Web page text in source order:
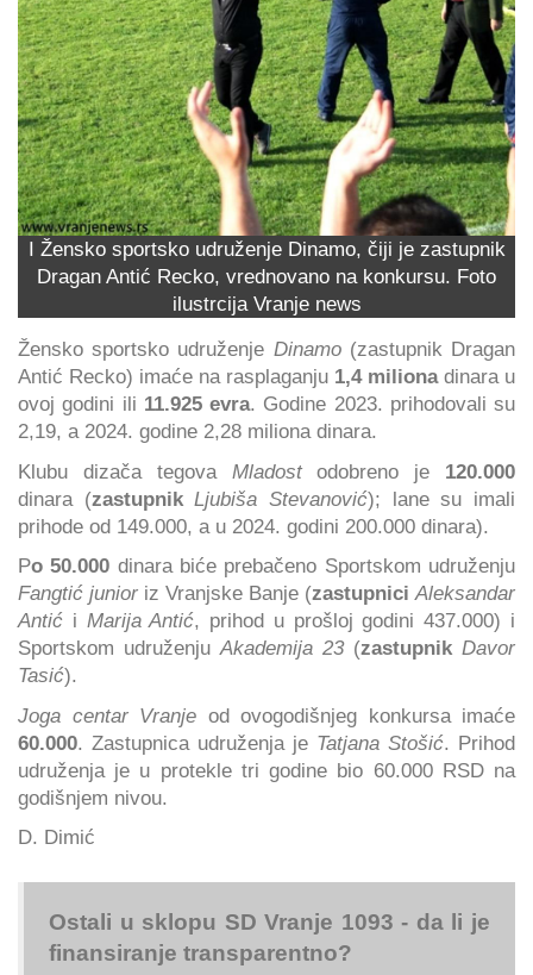
I Žensko sportsko udruženje Dinamo, čiji je zastupnik
Dragan Antić Recko, vrednovano na konkursu. Foto
ilustrcija Vranje news
Žensko sportsko udruženje Dinamo(zastupnik Dragan
Antić Recko) imaće na rasplaganju 1,4 milionadinara u
ovoj godini ili 11.925 evra. Godine 2023. prihodovali su
2,19, a 2024. godine 2,28 miliona dinara.
Klubu dizača tegova Mladostodobreno je 120.000
dinara (zastupnik Ljubiša Stevanović); lane su imali
prihode od 149.000, a u 2024. godini 200.000 dinara).
Po 50.000 dinara biće prebačeno Sportskom udruženju
Fangtić junior iz Vranjske Banje (zastupnici Aleksandar
Antić i Marija Antić, prihod u prošloj godini 437.000) i
Sportskom udruženju Akademija 23(zastupnik Davor
Tasić).
Joga centar Vranje od ovogodišnjeg konkursa imaće
60.000. Zastupnica udruženja je Tatjana Stošić. Prihod
udruženja je u protekle tri godine bio 60.000 RSD na
godišnjem nivou.
D. Dimić
Ostali u sklopu SD Vranje 1093 - da li je
finansiranje transparentno?